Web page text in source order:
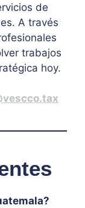
de
A través
trabajos
hoy.